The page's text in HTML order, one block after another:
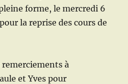
forme, le mercredi 6
la reprise des cours de
remerciements à
et Yves pour